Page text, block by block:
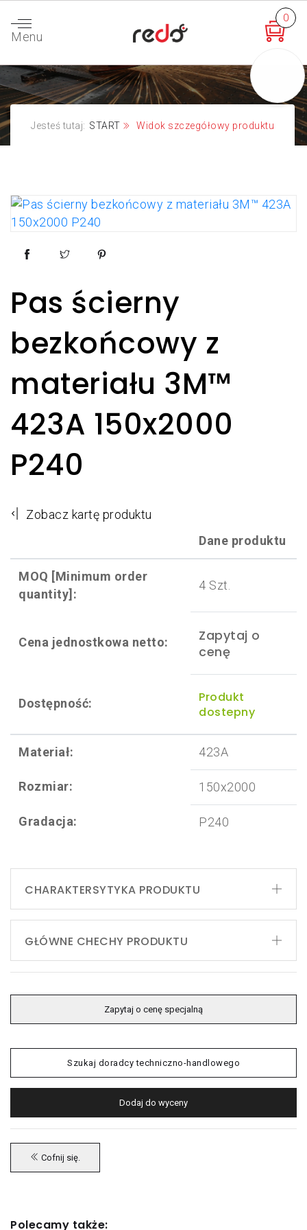
Menu
0
Jesteś tutaj: START Widok szczegółowy produktu
Pas ścierny
bezkońcowy z
materiału 3M™
423A 150x2000
P240
Zobacz kartę produktu
Dane produktu
MOQ [Minimum order
quantity]:
4 Szt.
Cena jednostkowa netto:
Zapytaj o
cenę
Dostępność:
Produkt
dostepny
Materiał: 423A
Rozmiar: 150x2000
Gradacja: P240
CHARAKTERSYTYKA PRODUKTU
GŁÓWNE CHECHY PRODUKTU
Zapytaj o cenę specjalną
Szukaj doradcy techniczno-handlowego
Dodaj do wyceny
Cofnij się.
Polecamy także: